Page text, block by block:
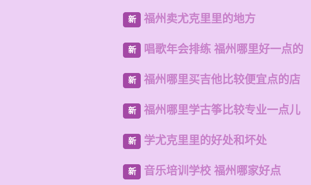
新 福州卖尤克里里的地方
新 唱歌年会排练 福州哪里好一点的
新 福州哪里买吉他比较便宜点的店
新 福州哪里学古筝比较专业一点儿
新 学尤克里里的好处和坏处
新 音乐培训学校 福州哪家好点